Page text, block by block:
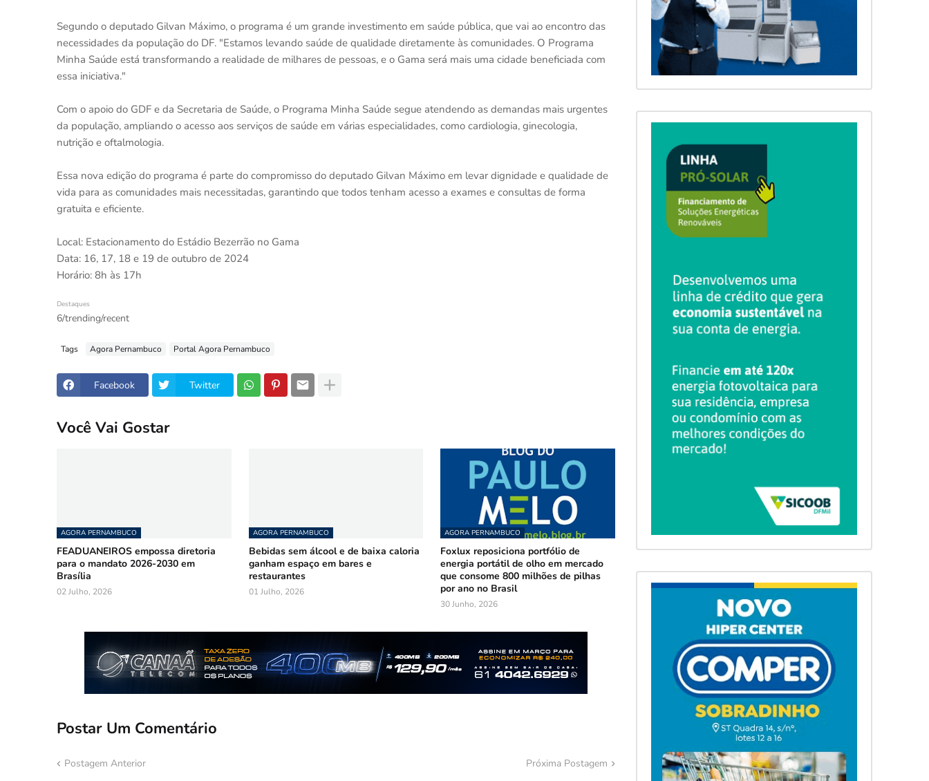
Segundo o deputado Gilvan Máximo, o programa é um grande investimento em saúde pública, que vai ao encontro das
necessidades da população do DF. "Estamos levando saúde de qualidade diretamente às comunidades. O Programa
Minha Saúde está transformando a realidade de milhares de pessoas, e o Gama será mais uma cidade beneficiada com
essa iniciativa."
Com o apoio do GDF e da Secretaria de Saúde, o Programa Minha Saúde segue atendendo as demandas mais urgentes
da população, ampliando o acesso aos serviços de saúde em várias especialidades, como cardiologia, ginecologia,
nutrição e oftalmologia.
Essa nova edição do programa é parte do compromisso do deputado Gilvan Máximo em levar dignidade e qualidade de
vida para as comunidades mais necessitadas, garantindo que todos tenham acesso a exames e consultas de forma
gratuita e eficiente.
Local: Estacionamento do Estádio Bezerrão no Gama
Data: 16, 17, 18 e 19 de outubro de 2024
Horário: 8h às 17h
Destaques
6/trending/recent
Tags Agora Pernambuco Portal Agora Pernambuco
Facebook Twitter
Você Vai Gostar
AGORA PERNAMBUCO
FEADUANEIROS empossa diretoria
para o mandato 2026-2030 em
Brasília
02 Julho, 2026
AGORA PERNAMBUCO
Bebidas sem álcool e de baixa caloria
ganham espaço em bares e
restaurantes
01 Julho, 2026
AGORA PERNAMBUCO
Foxlux reposiciona portfólio de
energia portátil de olho em mercado
que consome 800 milhões de pilhas
por ano no Brasil
30 Junho, 2026
Postar Um Comentário
Postagem Anterior Próxima Postagem